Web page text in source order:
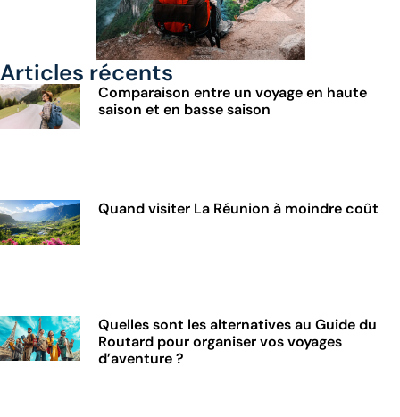
Articles récents
Comparaison entre un voyage en haute
saison et en basse saison
Quand visiter La Réunion à moindre coût
Quelles sont les alternatives au Guide du
Routard pour organiser vos voyages
d’aventure ?